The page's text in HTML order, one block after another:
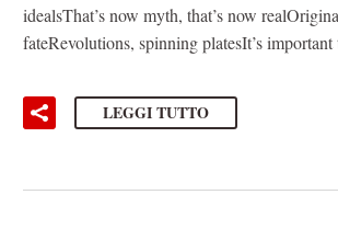
idealsThat’s now myth, that’s now
fateRevolutions, spinning platesIt’s
LEGGI TUTTO